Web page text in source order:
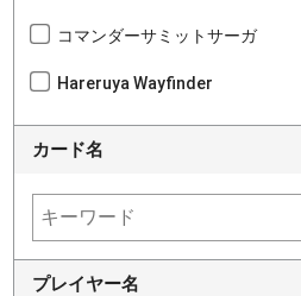
コマンダーサミットサーガ
Hareruya Wayfinder
カード名
プレイヤー名